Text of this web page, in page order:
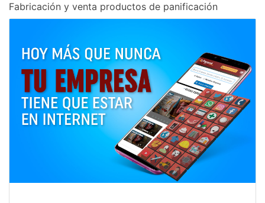
Fabricación y venta productos de panificación